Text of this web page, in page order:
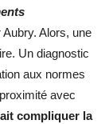
Alors, une
Un diagnostic
aux normes
avec
compliquer la